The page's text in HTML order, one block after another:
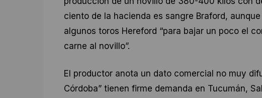
ciento de la hacienda es sangre Braford,
algunos toros Hereford “para bajar un poco el
carne al novillo”.
El productor anota un dato comercial no muy
Córdoba” tienen firme demanda en Tucumán,